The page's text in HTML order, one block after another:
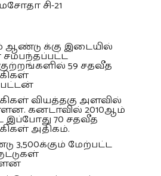
சி-21
ஆண்டு க்கு இடையில்
சம்பந்தப்பட்ட
59 சதவீத
வியத்தகு அளவில்
கனடாவில் 2010ஆம்
70 சதவீத
அதிகம்.
3,500க்கும் மேற்பட்ட